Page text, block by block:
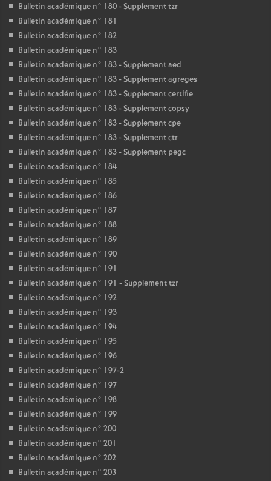
Bulletin académique n° 180 - Supplement tzr
Bulletin académique n° 181
Bulletin académique n° 182
Bulletin académique n° 183
Bulletin académique n° 183 - Supplement aed
Bulletin académique n° 183 - Supplement agreges
Bulletin académique n° 183 - Supplement certifie
Bulletin académique n° 183 - Supplement copsy
Bulletin académique n° 183 - Supplement cpe
Bulletin académique n° 183 - Supplement ctr
Bulletin académique n° 183 - Supplement pegc
Bulletin académique n° 184
Bulletin académique n° 185
Bulletin académique n° 186
Bulletin académique n° 187
Bulletin académique n° 188
Bulletin académique n° 189
Bulletin académique n° 190
Bulletin académique n° 191
Bulletin académique n° 191 - Supplement tzr
Bulletin académique n° 192
Bulletin académique n° 193
Bulletin académique n° 194
Bulletin académique n° 195
Bulletin académique n° 196
Bulletin académique n° 197-2
Bulletin académique n° 197
Bulletin académique n° 198
Bulletin académique n° 199
Bulletin académique n° 200
Bulletin académique n° 201
Bulletin académique n° 202
Bulletin académique n° 203